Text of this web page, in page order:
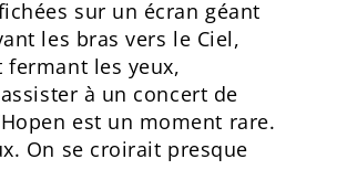
sur un écran géant
les bras vers le Ciel,
fermant les yeux,
à un concert de
est un moment rare.
On se croirait presque